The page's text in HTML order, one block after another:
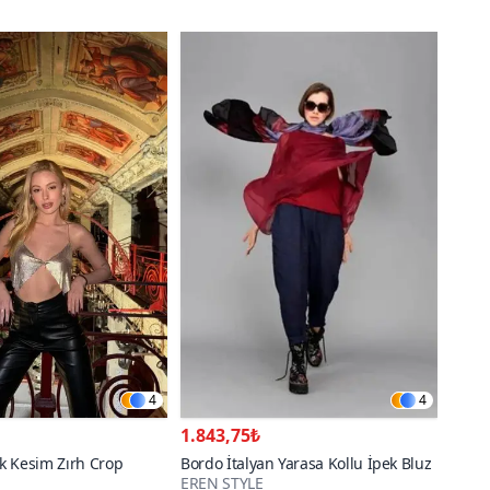
4
Kesim Zırh Crop
4
1.843,75₺
Bordo İtalyan Yarasa Kollu İpek Bluz
EREN STYLE